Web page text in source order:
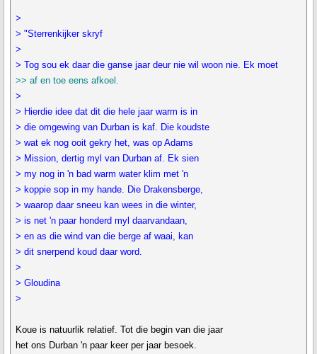
>
> "Sterrenkijker skryf
>
> Tog sou ek daar die ganse jaar deur nie wil woon nie. Ek moet
>> af en toe eens afkoel.
>
> Hierdie idee dat dit die hele jaar warm is in
> die omgewing van Durban is kaf. Die koudste
> wat ek nog ooit gekry het, was op Adams
> Mission, dertig myl van Durban af. Ek sien
> my nog in 'n bad warm water klim met 'n
> koppie sop in my hande. Die Drakensberge,
> waarop daar sneeu kan wees in die winter,
> is net 'n paar honderd myl daarvandaan,
> en as die wind van die berge af waai, kan
> dit snerpend koud daar word.
>
> Gloudina
>
Koue is natuurlik relatief. Tot die begin van die jaar
het ons Durban 'n paar keer per jaar besoek.